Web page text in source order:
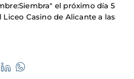
el próximo día 5
Liceo Casino de Alicante a las